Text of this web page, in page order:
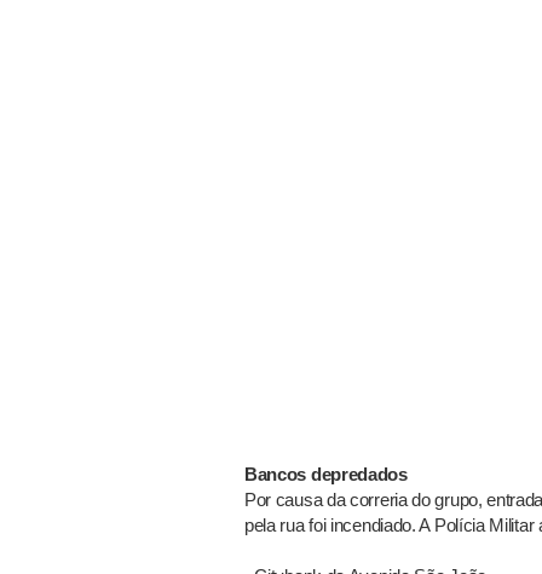
Bancos depredados
Por causa da correria do grupo,
pela rua foi incendiado. A Polícia